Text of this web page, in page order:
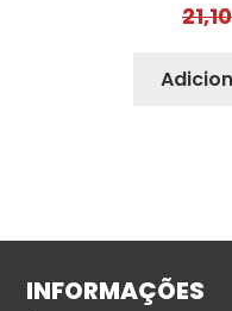
INFORMAÇÕES